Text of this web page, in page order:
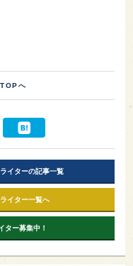
へ
イターの記事一覧
ライター一覧へ
ター募集中！